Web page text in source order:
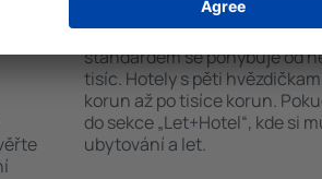
Ceny za nocleh in Keswick
poloze hotelu. Cena za jednu
standardem se pohybuje od
tisíc. Hotely s pěti
korun až po tisíce korun.
do sekce „Let+Hotel“, kde si
ubytování a let.